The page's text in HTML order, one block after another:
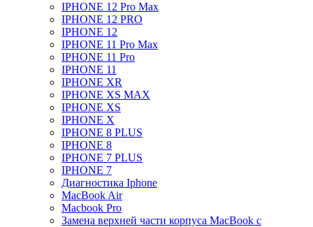
IPHONE 12 Pro Max
IPHONE 12 PRO
IPHONE 12
IPHONE 11 Pro Max
IPHONE 11 Pro
IPHONE 11
IPHONE XR
IPHONE XS MAX
IPHONE XS
IPHONE X
IPHONE 8 PLUS
IPHONE 8
IPHONE 7 PLUS
IPHONE 7
Диагностика Iphone
MacBook Air
Macbook Pro
Замена верхней части корпуса MacBook с